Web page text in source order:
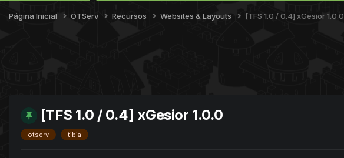
Página Inicial OTServ Recursos Websites & Layouts [TFS 1.0 / 0.4] xGesior 1.0.0
[TFS 1.0 / 0.4] xGesior 1.0.0
otserv tibia